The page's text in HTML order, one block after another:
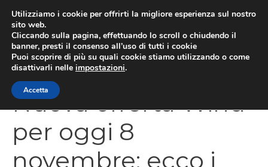
contenuto
Nuova offerta Wind
per oggi 8
novembre: ecco i
Utilizziamo i cookie per offrirti la migliore esperienza sul nostro
sito web.
Cliccando sulla pagina, effettuando lo scroll o chiudendo il
banner, presti il consenso all’uso di tutti i cookie
Puoi scoprire di più su quali cookie stiamo utilizzando o come
disattivarli nelle impostazioni.
Accetta